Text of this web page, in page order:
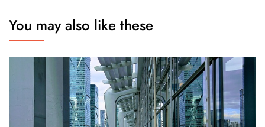
You may also like these